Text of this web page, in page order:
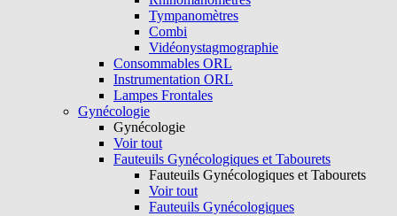
Tympanomètres
Combi
Vidéonystagmographie
Consommables ORL
Instrumentation ORL
Lampes Frontales
Gynécologie
Gynécologie
Voir tout
Fauteuils Gynécologiques et Tabourets
Fauteuils Gynécologiques et Tabourets
Voir tout
Fauteuils Gynécologiques